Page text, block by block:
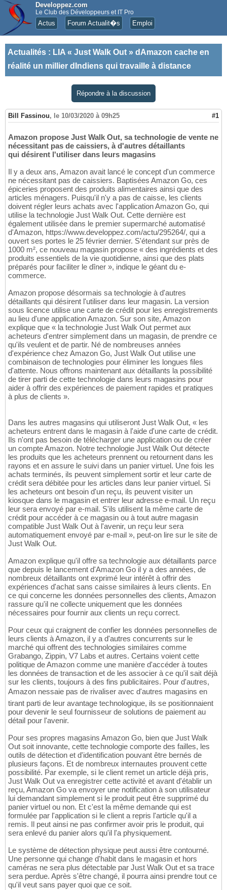
Developpez.com
Le Club des Développeurs et IT Pro
Actus Forum Actualit�s Emploi
Actualités : LIA « Just Walk Out » dAmazon cache en
réalité un millier dIndiens qui travaille à distance
Répondre à la discussion
Bill Fassinou, le 10/03/2020 à 09h25 #1
Amazon propose Just Walk Out, sa technologie de vente ne
nécessitant pas de caissiers, à d'autres détaillants
qui désirent l'utiliser dans leurs magasins
Il y a deux ans, Amazon avait lancé le concept d'un commerce
ne nécessitant pas de caissiers. Baptisées Amazon Go, ces
épiceries proposent des produits alimentaires ainsi que des
articles ménagers. Puisqu'il n'y a pas de caisse, les clients
doivent régler leurs achats avec l'application Amazon Go, qui
utilise la technologie Just Walk Out. Cette dernière est
également utilisée dans le premier supermarché automatisé
d'Amazon, https://www.developpez.com/actu/295264/, qui a
ouvert ses portes le 25 février dernier. S'étendant sur près de
1000 m², ce nouveau magasin propose « des ingrédients et des
produits essentiels de la vie quotidienne, ainsi que des plats
préparés pour faciliter le dîner », indique le géant du e-
commerce.
Amazon propose désormais sa technologie à d'autres
détaillants qui désirent l'utiliser dans leur magasin. La version
sous licence utilise une carte de crédit pour les enregistrements
au lieu d'une application Amazon. Sur son site, Amazon
explique que « la technologie Just Walk Out permet aux
acheteurs d'entrer simplement dans un magasin, de prendre ce
qu'ils veulent et de partir. Né de nombreuses années
d'expérience chez Amazon Go, Just Walk Out utilise une
combinaison de technologies pour éliminer les longues files
d'attente. Nous offrons maintenant aux détaillants la possibilité
de tirer parti de cette technologie dans leurs magasins pour
aider à offrir des expériences de paiement rapides et pratiques
à plus de clients ».
Dans les autres magasins qui utiliseront Just Walk Out, « les
acheteurs entrent dans le magasin à l'aide d'une carte de crédit.
Ils n'ont pas besoin de télécharger une application ou de créer
un compte Amazon. Notre technologie Just Walk Out détecte
les produits que les acheteurs prennent ou retournent dans les
rayons et en assure le suivi dans un panier virtuel. Une fois les
achats terminés, ils peuvent simplement sortir et leur carte de
crédit sera débitée pour les articles dans leur panier virtuel. Si
les acheteurs ont besoin d'un reçu, ils peuvent visiter un
kiosque dans le magasin et entrer leur adresse e-mail. Un reçu
leur sera envoyé par e-mail. S'ils utilisent la même carte de
crédit pour accéder à ce magasin ou à tout autre magasin
compatible Just Walk Out à l'avenir, un reçu leur sera
automatiquement envoyé par e-mail », peut-on lire sur le site de
Just Walk Out.
Amazon explique qu'il offre sa technologie aux détaillants parce
que depuis le lancement d'Amazon Go il y a des années, de
nombreux détaillants ont exprimé leur intérêt à offrir des
expériences d'achat sans caisse similaires à leurs clients. En
ce qui concerne les données personnelles des clients, Amazon
rassure qu'il ne collecte uniquement que les données
nécessaires pour fournir aux clients un reçu correct.
Pour ceux qui craignent de confier les données personnelles de
leurs clients à Amazon, il y a d'autres concurrents sur le
marché qui offrent des technologies similaires comme
Grabango, Zippin, V7 Labs et autres. Certains voient cette
politique de Amazon comme une manière d'accéder à toutes
les données de transaction et de les associer à ce qu'il sait déjà
sur les clients, toujours à des fins publicitaires. Pour d'autres,
Amazon nessaie pas de rivaliser avec d'autres magasins en
tirant parti de leur avantage technologique, ils se positionnaient
pour devenir le seul fournisseur de solutions de paiement au
détail pour l'avenir.
Pour ses propres magasins Amazon Go, bien que Just Walk
Out soit innovante, cette technologie comporte des failles, les
outils de détection et d'identification pouvant être bernés de
plusieurs façons. Et de nombreux internautes prouvent cette
possibilité. Par exemple, si le client remet un article déjà pris,
Just Walk Out va enregistrer cette activité et avant d'établir un
reçu, Amazon Go va envoyer une notification à son utilisateur
lui demandant simplement si le produit peut être supprimé du
panier virtuel ou non. Et c'est la même demande qui est
formulée par l'application si le client a repris l'article qu'il a
remis. Il peut ainsi ne pas confirmer avoir pris le produit, qui
sera enlevé du panier alors qu'il l'a physiquement.
Le système de détection physique peut aussi être contourné.
Une personne qui change d'habit dans le magasin et hors
caméras ne sera plus détectable par Just Walk Out et sa trace
sera perdue. Après s'être changé, il pourra ainsi prendre tout ce
qu'il veut sans payer quoi que ce soit.